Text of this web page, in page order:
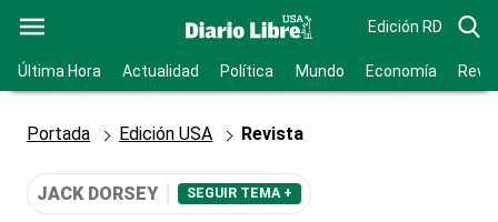
Edición RD
Última Hora Actualidad Política Mundo Economía
Portada Edición USA Revista
JACK DORSEY SEGUIR TEMA +